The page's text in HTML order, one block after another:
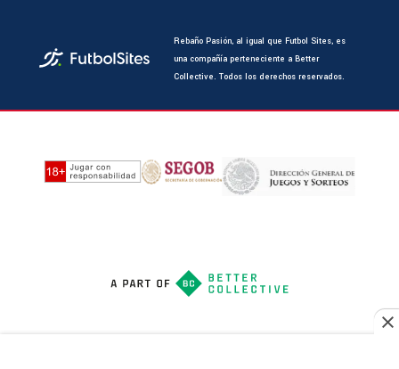
Rebaño Pasión, al igual que Futbol Sites, es
una compañía perteneciente a Better
Collective. Todos los derechos reservados.